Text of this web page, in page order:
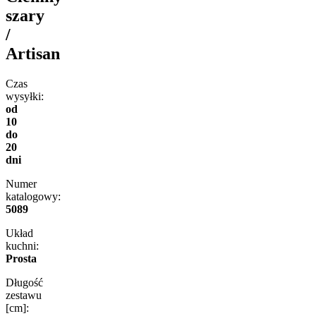
szary
/
Artisan
Czas
wysyłki:
od
10
do
20
dni
Numer
katalogowy:
5089
Układ
kuchni:
Prosta
Długość
zestawu
[cm]: